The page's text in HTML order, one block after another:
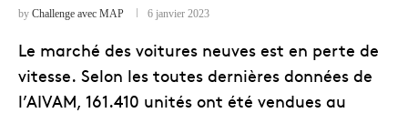
by Challenge avec MAP 6 janvier 2023
Le marché des voitures neuves est en perte de
vitesse. Selon les toutes dernières données de
l’AIVAM, 161.410 unités ont été vendues au